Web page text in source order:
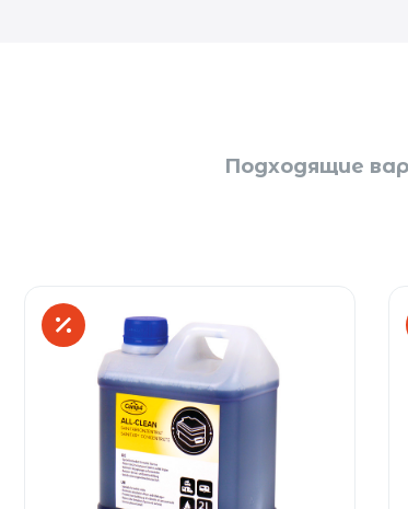
Подходящие